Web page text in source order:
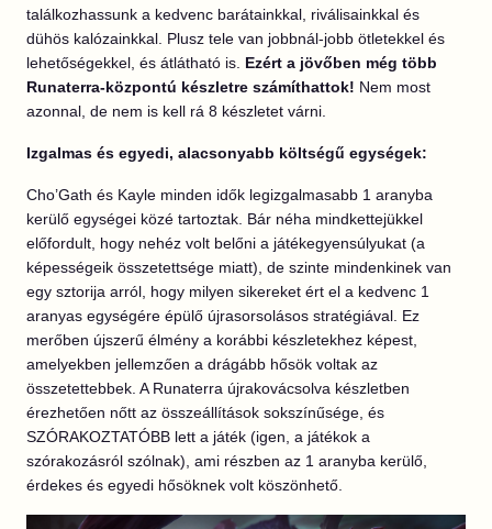
találkozhassunk a kedvenc barátainkkal, riválisainkkal és
dühös kalózainkkal. Plusz tele van jobbnál-jobb ötletekkel és
lehetőségekkel, és átlátható is. Ezért a jövőben még több
Runaterra-központú készletre számíthattok! Nem most
azonnal, de nem is kell rá 8 készletet várni.
Izgalmas és egyedi, alacsonyabb költségű egységek:
Cho’Gath és Kayle minden idők legizgalmasabb 1 aranyba
kerülő egységei közé tartoztak. Bár néha mindkettejükkel
előfordult, hogy nehéz volt belőni a játékegyensúlyukat (a
képességeik összetettsége miatt), de szinte mindenkinek van
egy sztorija arról, hogy milyen sikereket ért el a kedvenc 1
aranyas egységére épülő újrasorsolásos stratégiával. Ez
merőben újszerű élmény a korábbi készletekhez képest,
amelyekben jellemzően a drágább hősök voltak az
összetettebbek. A Runaterra újrakovácsolva készletben
érezhetően nőtt az összeállítások sokszínűsége, és
SZÓRAKOZTATÓBB lett a játék (igen, a játékok a
szórakozásról szólnak), ami részben az 1 aranyba kerülő,
érdekes és egyedi hősöknek volt köszönhető.